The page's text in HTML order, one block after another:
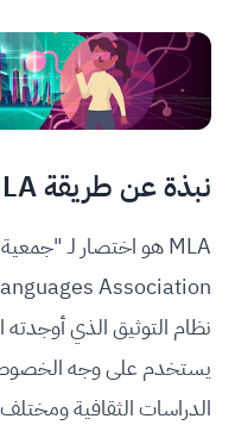
نبذة عن طريقة MLA في التوثيق
يستخدم على وجه
الدراسات الثقافية